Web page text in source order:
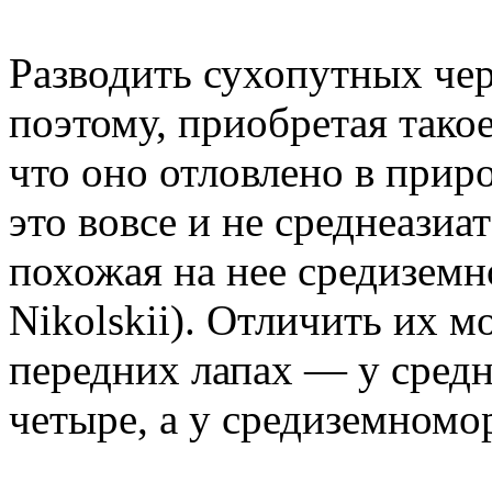
Разводить сухопутных
поэтому, приобретая
что оно отловлено в
это вовсе и не
похожая на нее
Nikolskii). Отличить их
передних лапах — у
четыре, а у